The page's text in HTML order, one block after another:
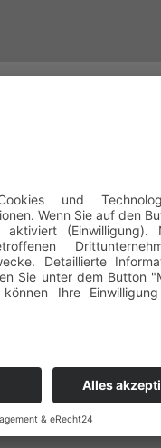
eine Auswahl an
und
mit einer
Kühlspule und